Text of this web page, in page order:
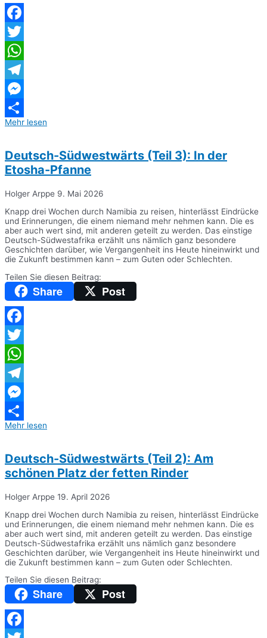
Facebook
Twitter
WhatsApp
Telegram
Messenger
Teilen
Mehr lesen
Deutsch-Südwestwärts (Teil 3): In der
Etosha-Pfanne
Holger Arppe 9. Mai 2026
Knapp drei Wochen durch Namibia zu reisen, hinterlässt Eindrücke
und Erinnerungen, die einem niemand mehr nehmen kann. Die es
aber auch wert sind, mit anderen geteilt zu werden. Das einstige
Deutsch-Südwestafrika erzählt uns nämlich ganz besondere
Geschichten darüber, wie Vergangenheit ins Heute hineinwirkt und
die Zukunft bestimmen kann – zum Guten oder Schlechten.
Teilen Sie diesen Beitrag:
Share Post
Facebook
Twitter
WhatsApp
Telegram
Messenger
Teilen
Mehr lesen
Deutsch-Südwestwärts (Teil 2): Am
schönen Platz der fetten Rinder
Holger Arppe 19. April 2026
Knapp drei Wochen durch Namibia zu reisen, hinterlässt Eindrücke
und Erinnerungen, die einem niemand mehr nehmen kann. Die es
aber auch wert sind, mit anderen geteilt zu werden. Das einstige
Deutsch-Südwestafrika erzählt uns nämlich ganz besondere
Geschichten darüber, wie Vergangenheit ins Heute hineinwirkt und
die Zukunft bestimmen kann – zum Guten oder Schlechten.
Teilen Sie diesen Beitrag:
Share Post